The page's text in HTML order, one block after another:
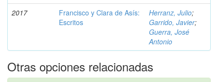
2017
Francisco y Clara de Asís:
Escritos
Herranz, Julio;
Garrido, Javier;
Guerra, José
Antonio
Otras opciones relacionadas